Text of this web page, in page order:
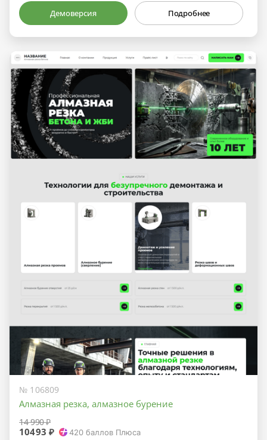
Демоверсия Подробнее
№ 106809
Алмазная резка, алмазное бурение
14 990 ₽
10493 ₽ 420 баллов Плюса